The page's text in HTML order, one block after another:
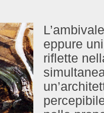
eppure
riflette